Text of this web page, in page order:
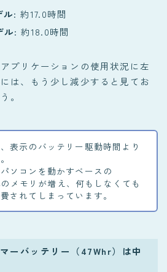
ル: 約17.0時間
ル: 約18.0時間
プリケーションの使用状況に左
は、もう少し減少すると見てお
。
表示のバッテリー駆動時間より
ソコンを動かすベースの
メモリが増え、何もしなくても
されてしまっています。
ーバッテリー（47Whr）は中